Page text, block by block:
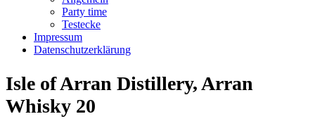
Party time
Testecke
Impressum
Datenschutzerklärung
Isle of Arran Distillery, Arran
Whisky 20